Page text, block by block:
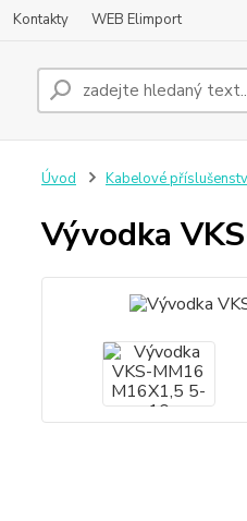
Kontakty WEB Elimport
Úvod Kabelové
Vývodka